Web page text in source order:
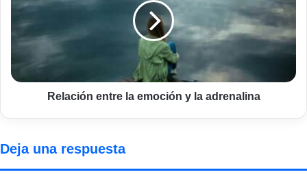
emoción
adrenalina
Relación entre la emoción y la adrenalina
Deja una respuesta